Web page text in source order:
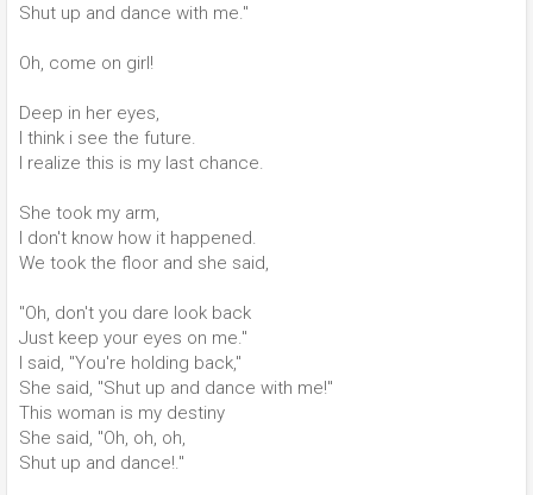
Shut up and dance with me."
Oh, come on girl!
Deep in her eyes,
I think i see the future.
I realize this is my last chance.
She took my arm,
I don't know how it happened.
We took the floor and she said,
"Oh, don't you dare look back
Just keep your eyes on me."
I said, "You're holding back,"
She said, "Shut up and dance with me!"
This woman is my destiny
She said, "Oh, oh, oh,
Shut up and dance!."